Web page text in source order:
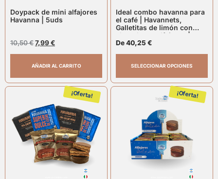
Doypack de mini alfajores
Havanna | 5uds
10,50€7,99€
AÑADIR AL CARRITO
Ideal combo havanna para
el café | Havannets,
Galletitas de limón con
chocolate y alfajores |
Havanna
De40,25 €
SELECCIONAR OPCIONES
¡Oferta! ¡Oferta!